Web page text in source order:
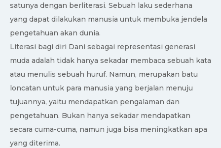
satunya dengan berliterasi. Sebuah laku sederhana
yang dapat dilakukan manusia untuk membuka jendela
pengetahuan akan dunia.
Literasi bagi diri Dani sebagai representasi generasi
muda adalah tidak hanya sekadar membaca sebuah kata
atau menulis sebuah huruf. Namun, merupakan batu
loncatan untuk para manusia yang berjalan menuju
tujuannya, yaitu mendapatkan pengalaman dan
pengetahuan. Bukan hanya sekadar mendapatkan
secara cuma-cuma, namun juga bisa meningkatkan apa
yang diterima.